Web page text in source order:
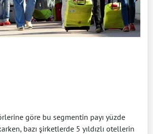
göre bu segmentin payı yüzde
bazı şirketlerde 5 yıldızlı otellerin